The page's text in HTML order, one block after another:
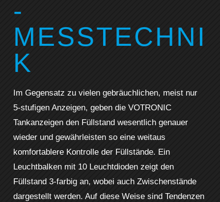
-
MESSTECHNI
K
Im Gegensatz zu vielen gebräuchlichen, meist nur
5-stufigen Anzeigen, geben die VOTRONIC
Tankanzeigen den Füllstand wesentlich genauer
wieder und gewährleisten so eine weitaus
komfortablere Kontrolle der Füllstände. Ein
Leuchtbalken mit 10 Leuchtdioden zeigt den
Füllstand 3-farbig an, wobei auch Zwischenstände
dargestellt werden. Auf diese Weise sind Tendenzen